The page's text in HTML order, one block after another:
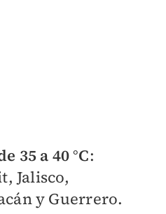
35 a 40 °C:
Jalisco,
y Guerrero.